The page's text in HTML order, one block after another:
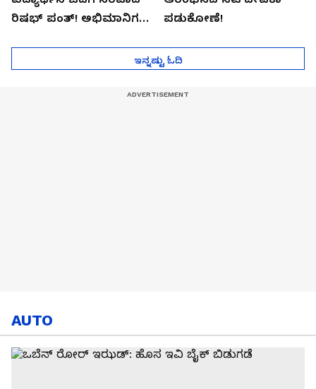
ರಿಷಭ್ ಪಂತ್! ಅಭಿಮಾನಿಗಳ
ಪಡುಕೋಣೆ!
ಇನ್ನಷ್ಟು ಓದಿ
AUTO